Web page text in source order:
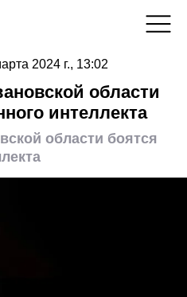
2024 г., 13:02
области
интеллекта
области боятся